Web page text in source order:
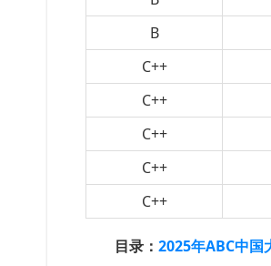
B
C++
C++
C++
C++
C++
目录： 2025年ABC中国